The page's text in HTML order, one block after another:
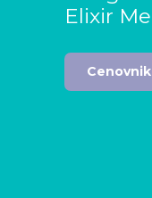
Cenovnik